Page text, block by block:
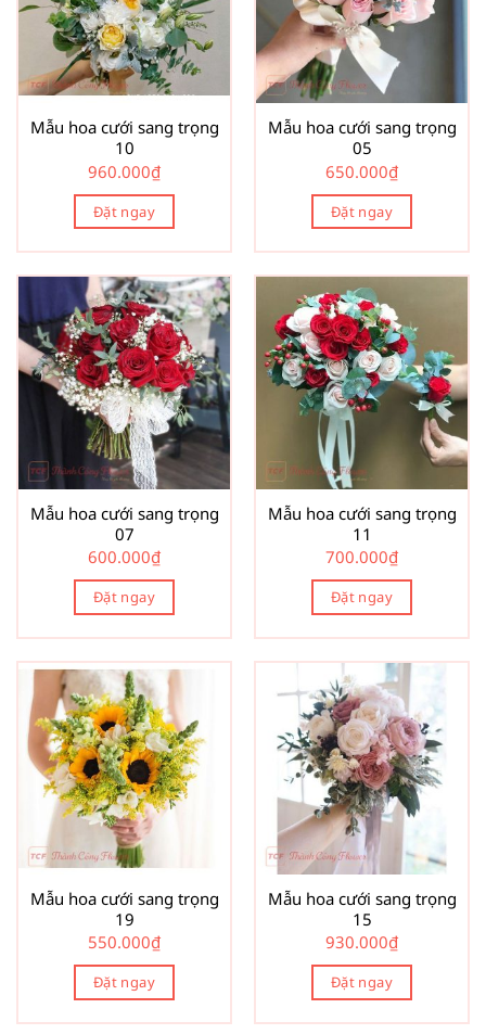
Mẫu hoa cưới sang trọng
10
960.000₫
Đặt ngay
Mẫu hoa cưới sang trọng
05
650.000₫
Đặt ngay
Mẫu hoa cưới sang trọng
07
600.000₫
Đặt ngay
Mẫu hoa cưới sang trọng
11
700.000₫
Đặt ngay
Mẫu hoa cưới sang trọng
19
550.000₫
Đặt ngay
Mẫu hoa cưới sang trọng
15
930.000₫
Đặt ngay